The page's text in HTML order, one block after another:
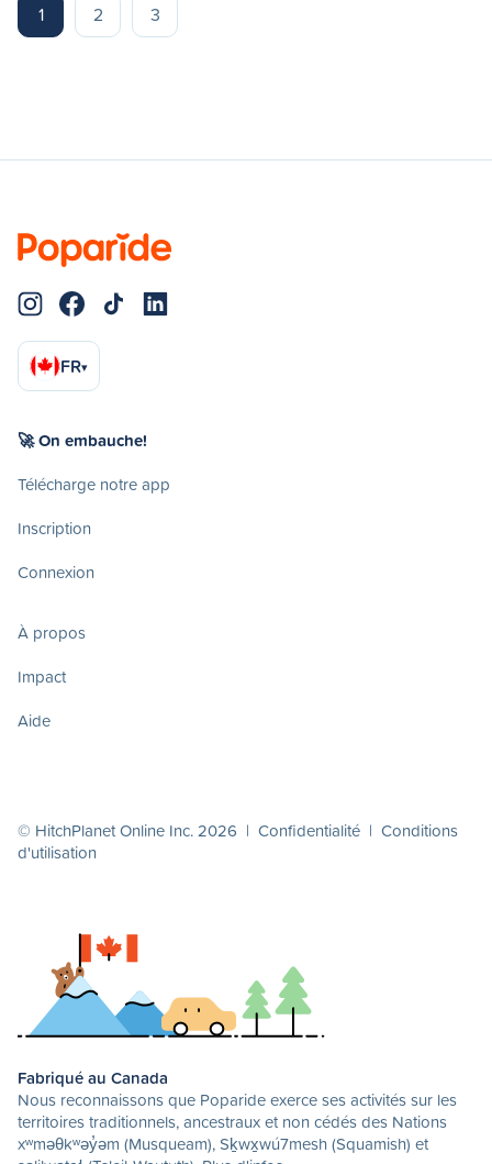
1 2 3
FR▾
🚀 On embauche!
Télécharge notre app
Inscription
Connexion
À propos
Impact
Aide
© HitchPlanet Online Inc. 2026 | Confidentialité | Conditions
d'utilisation
Fabriqué au Canada
Nous reconnaissons que Poparide exerce ses activités sur les
territoires traditionnels, ancestraux et non cédés des Nations
xʷməθkʷəy̓əm (Musqueam), Sḵwx̱wú7mesh (Squamish) et